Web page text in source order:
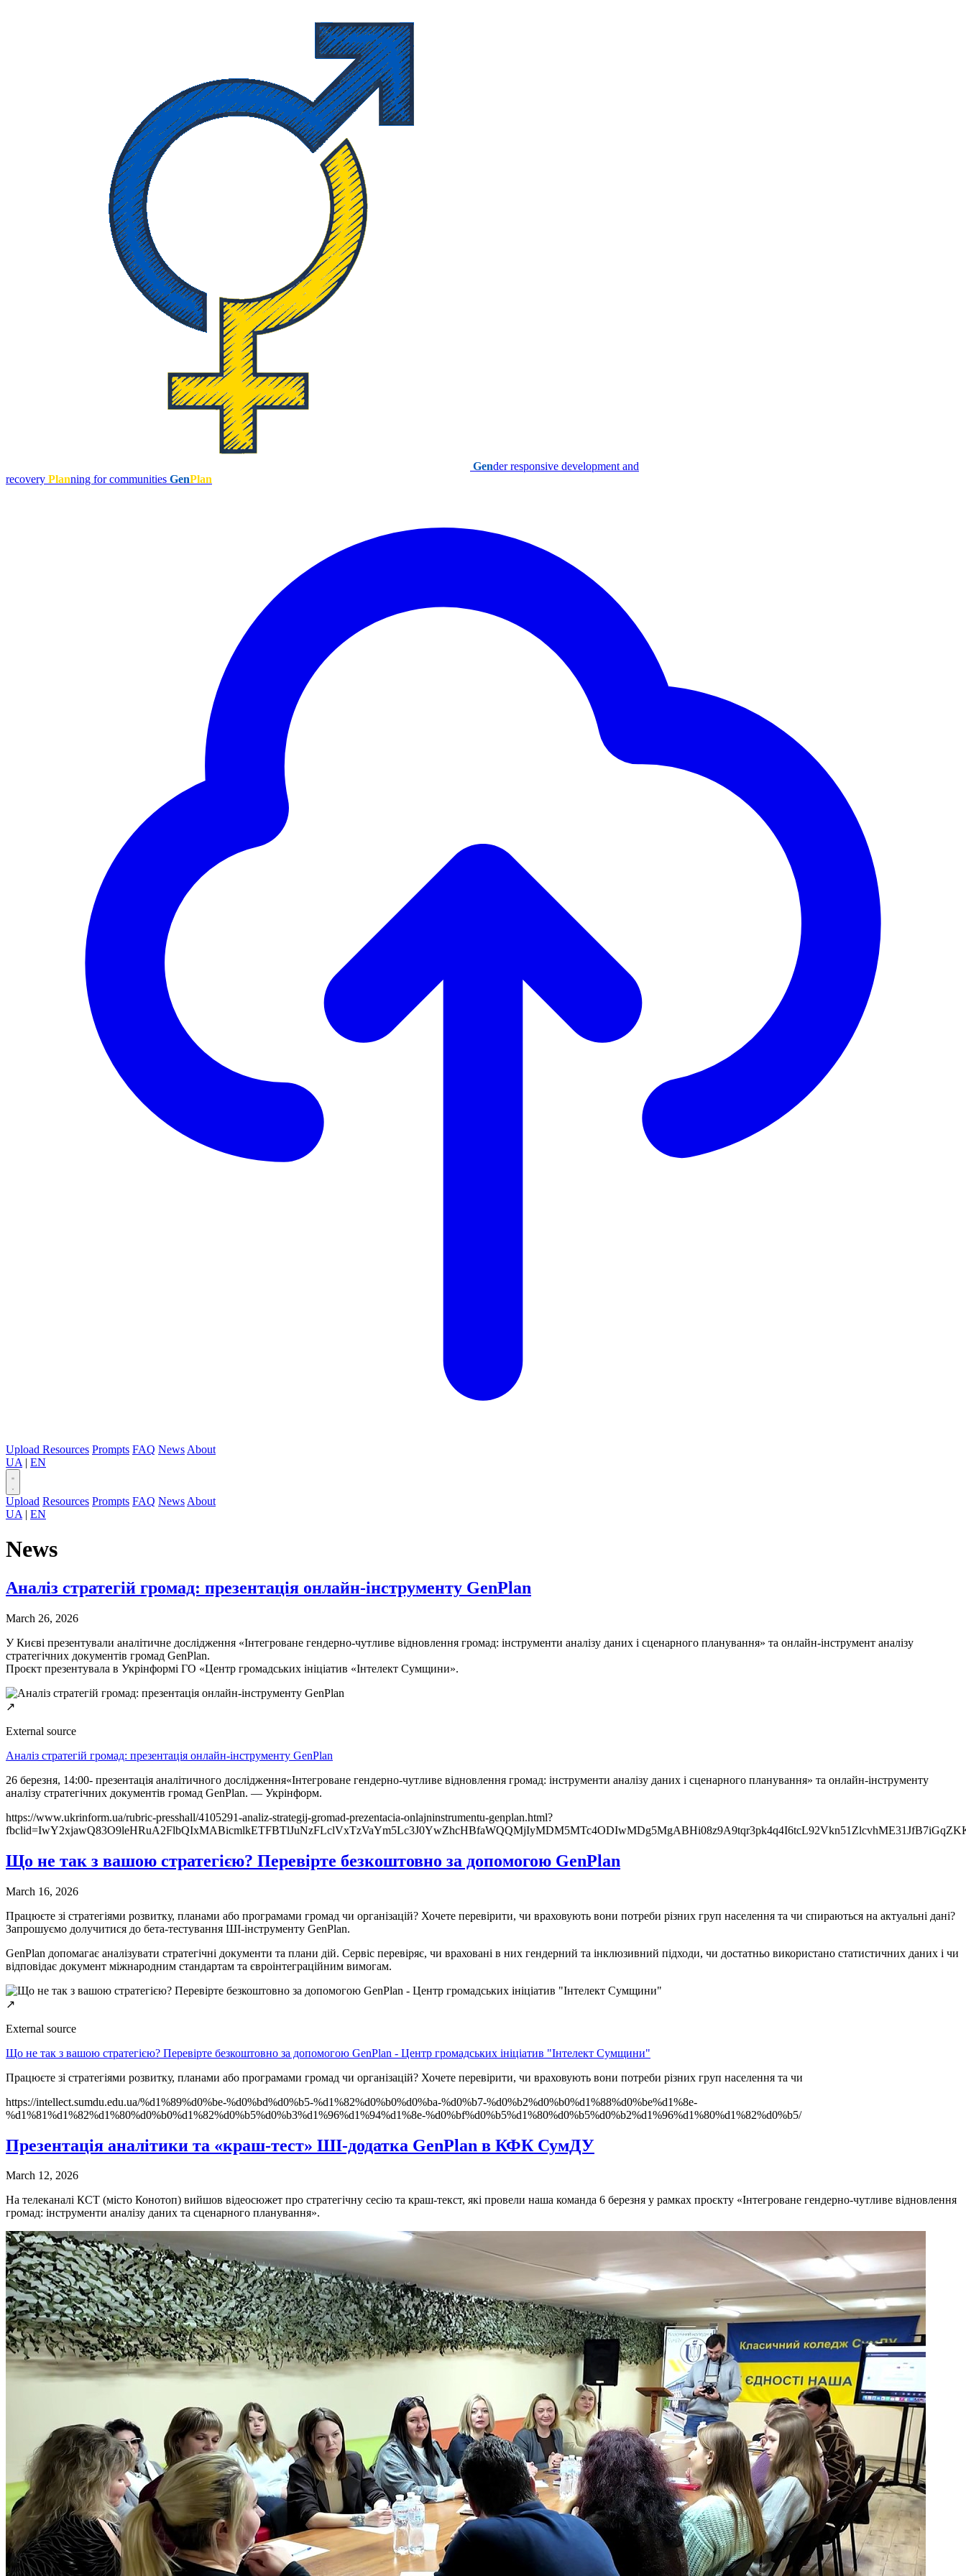
Gender responsive development and
recovery Planning for communities GenPlan
Upload Resources Prompts FAQ News About
UA | EN
Upload Resources Prompts FAQ News About
UA | EN
News
Аналіз стратегій громад: презентація онлайн-інструменту GenPlan
March 26, 2026
У Києві презентували аналітичне дослідження «Інтегроване гендерно-чутливе відновлення громад: інструменти аналізу даних і сценарного планування» та онлайн-інструмент аналізу
стратегічних документів громад GenPlan.
Проєкт презентувала в Укрінформі ГО «Центр громадських ініціатив «Інтелект Сумщини».
↗
External source
Аналіз стратегій громад: презентація онлайн-інструменту GenPlan
26 березня, 14:00- презентація аналітичного дослідження«Інтегроване гендерно-чутливе відновлення громад: інструменти аналізу даних і сценарного планування» та онлайн-інструменту
аналізу стратегічних документів громад GenPlan. — Укрінформ.
https://www.ukrinform.ua/rubric-presshall/4105291-analiz-strategij-gromad-prezentacia-onlajninstrumentu-genplan.html?
Що не так з вашою стратегією? Перевірте безкоштовно за допомогою GenPlan
March 16, 2026
Працюєте зі стратегіями розвитку, планами або програмами громад чи організацій? Хочете перевірити, чи враховують вони потреби різних груп населення та чи спираються на актуальні дані?
Запрошуємо долучитися до бета-тестування ШІ-інструменту GenPlan.
GenPlan допомагає аналізувати стратегічні документи та плани дій. Сервіс перевіряє, чи враховані в них гендерний та інклюзивний підходи, чи достатньо використано статистичних даних і чи
відповідає документ міжнародним стандартам та євроінтеграційним вимогам.
↗
External source
Що не так з вашою стратегією? Перевірте безкоштовно за допомогою GenPlan - Центр громадських ініціатив "Інтелект Сумщини"
Працюєте зі стратегіями розвитку, планами або програмами громад чи організацій? Хочете перевірити, чи враховують вони потреби різних груп населення та чи
https://intellect.sumdu.edu.ua/%d1%89%d0%be-%d0%bd%d0%b5-%d1%82%d0%b0%d0%ba-%d0%b7-%d0%b2%d0%b0%d1%88%d0%be%d1%8e-
%d1%81%d1%82%d1%80%d0%b0%d1%82%d0%b5%d0%b3%d1%96%d1%94%d1%8e-%d0%bf%d0%b5%d1%80%d0%b5%d0%b2%d1%96%d1%80%d1%82%d0%b5/
Презентація аналітики та «краш-тест» ШІ-додатка GenPlan в КФК СумДУ
March 12, 2026
На телеканалі КСТ (місто Конотоп) вийшов відеосюжет про стратегічну сесію та краш-текст, які провели наша команда 6 березня у рамках проєкту «Інтегроване гендерно-чутливе відновлення
громад: інструменти аналізу даних та сценарного планування».